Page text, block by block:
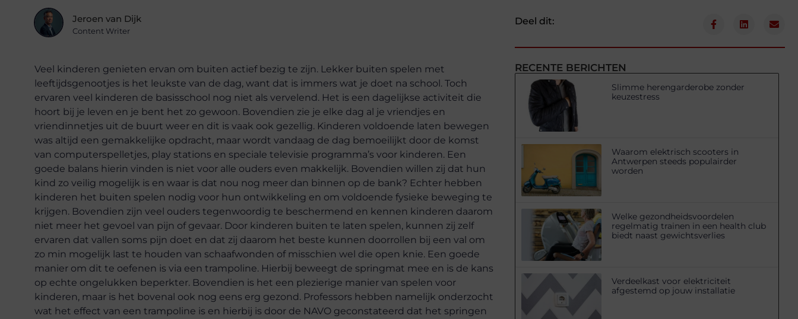
Jeroen van Dijk
Content Writer
Veel kinderen genieten ervan om buiten actief bezig te zijn. Lekker buiten spelen met
leeftijdsgenootjes is het leukste van de dag, want dat is immers wat je doet na school. Toch
ervaren veel kinderen de basisschool nog niet als vervelend. Het is een dagelijkse activiteit die
hoort bij je leven en je bent het zo gewoon. Bovendien zie je elke dag al je vriendjes en
vriendinnetjes uit de buurt weer en dit is vaak ook gezellig. Kinderen voldoende laten bewegen
was altijd een gemakkelijke opdracht, maar wordt vandaag de dag bemoeilijkt door de komst
van computerspelletjes, play stations en speciale televisie programma’s voor kinderen. Een
goede balans hierin vinden is niet voor alle ouders even makkelijk. Bovendien willen zij dat hun
kind zo veilig mogelijk is en waar is dat nou nog meer dan binnen op de bank? Echter hebben
kinderen het buiten spelen nodig voor hun ontwikkeling en om voldoende fysieke beweging te
krijgen. Bovendien zijn veel ouders tegenwoordig te beschermend en kennen kinderen daarom
niet meer het gevoel van pijn of gevaar. Door kinderen buiten te laten spelen, kunnen zij zelf
ervaren dat vallen soms pijn doet en dat zij daarom het beste kunnen doorrollen bij een val om
zo min mogelijk last te houden van schaafwonden of misschien wel die open knie. Een goede
manier om dit te oefenen is via een trampoline. Hierbij beweegt de springmat mee en is de kans
op echte ongelukken beperkter. Bovendien is het een plezierige manier van spelen voor
kinderen, maar is het bovenal ook nog eens erg gezond. Professors hebben namelijk onderzocht
wat het effect van een trampoline is en hierbij is door de NAVO geconstateerd dat het springen
Deel dit:
RECENTE BERICHTEN
Slimme herengarderobe zonder
keuzestress
Waarom elektrisch scooters in
Antwerpen steeds populairder
worden
Welke gezondheidsvoordelen
regelmatig trainen in een health club
biedt naast gewichtsverlies
Verdeelkast voor elektriciteit
afgestemd op jouw installatie